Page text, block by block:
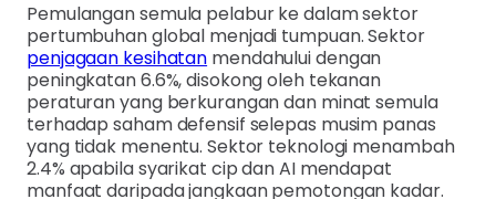
Pemulangan semula pelabur ke dalam sektor
pertumbuhan global menjadi tumpuan. Sektor
penjagaan kesihatan mendahului dengan
peningkatan 6.6%, disokong oleh tekanan
peraturan yang berkurangan dan minat semula
terhadap saham defensif selepas musim panas
yang tidak menentu. Sektor teknologi menambah
2.4% apabila syarikat cip dan AI mendapat
manfaat daripada jangkaan pemotongan kadar.